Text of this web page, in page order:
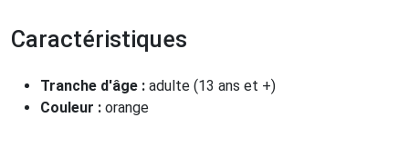
Caractéristiques
Tranche d'âge : adulte (13 ans et +)
Couleur : orange